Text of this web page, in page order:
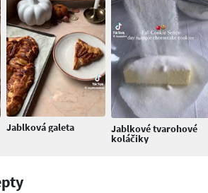
Jablková galeta Jablkové tvarohové
koláčiky